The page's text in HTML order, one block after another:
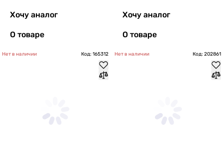
Хочу аналог
О товаре
Хочу аналог
О товаре
Нет в наличии Код: 165312 Нет в наличии Код: 202861